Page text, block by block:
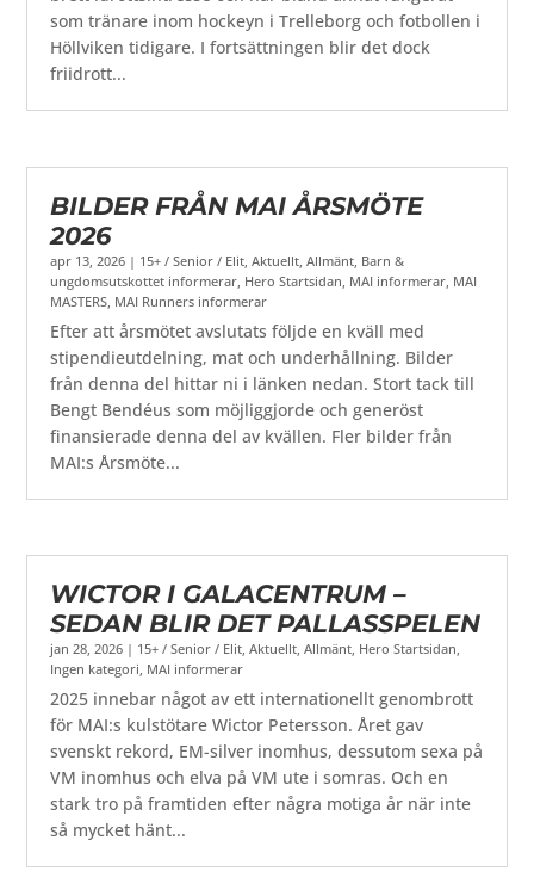
som tränare inom hockeyn i Trelleborg och fotbollen i
Höllviken tidigare. I fortsättningen blir det dock
friidrott...
BILDER FRÅN MAI ÅRSMÖTE
2026
apr 13, 2026 | 15+ / Senior / Elit ,Aktuellt ,Allmänt Barn &
ungdomsutskottet informerar Hero Startsidan MAI informerar MAI
MASTERS MAI Runners informerar
Efter att årsmötet avslutats följde en kväll med
stipendieutdelning, mat och underhållning. Bilder
från denna del hittar ni i länken nedan. Stort tack till
Bengt Bendéus som möjliggjorde och generöst
finansierade denna del av kvällen. Fler bilder från
MAI:s Årsmöte...
WICTOR I GALACENTRUM –
SEDAN BLIR DET PALLASSPELEN
jan 28, 2026 | 15+ / Senior / Elit,Aktuellt,Allmänt, Hero Startsidan,
Ingen kategori, MAI informerar
2025 innebar något av ett internationellt genombrott
för MAI:s kulstötare Wictor Petersson. Året gav
svenskt rekord, EM-silver inomhus, dessutom sexa på
VM inomhus och elva på VM ute i somras. Och en
stark tro på framtiden efter några motiga år när inte
så mycket hänt...